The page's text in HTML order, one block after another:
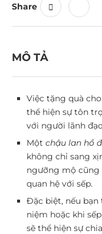
Share
MÔ TẢ
Việc tặng quà
thể hiện sự tôn
với người lãnh
Một chậu lan hồ
không chỉ sang
ngưỡng mộ
quan hệ với sếp.
Đặc biệt, nếu bạn
niệm hoặc khi
sẽ thể hiện sự